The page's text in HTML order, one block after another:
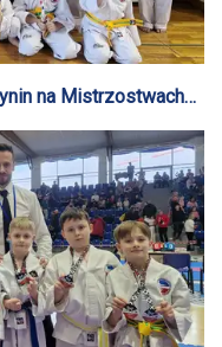
na Mistrzostwach